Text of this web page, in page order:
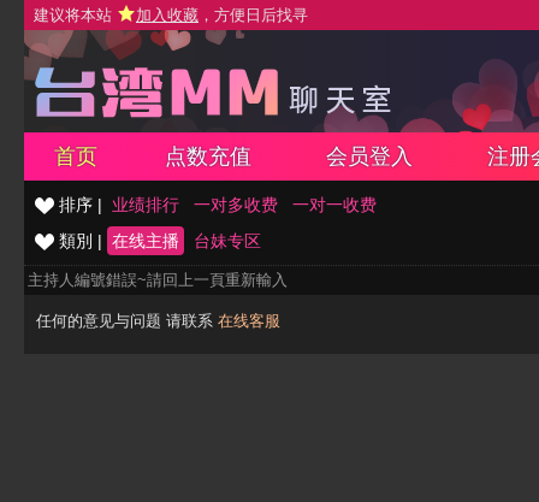
建议将本站 加入收藏 ，方便日后找寻
首页 点数充值 会员登入 注册
排序 | 业绩排行 一对多收费
一对一收费
類別 | 在线主播 台妹专区
主持人編號錯誤~請回上一頁重新輸入
任何的意见与问题 请联系 在线客服